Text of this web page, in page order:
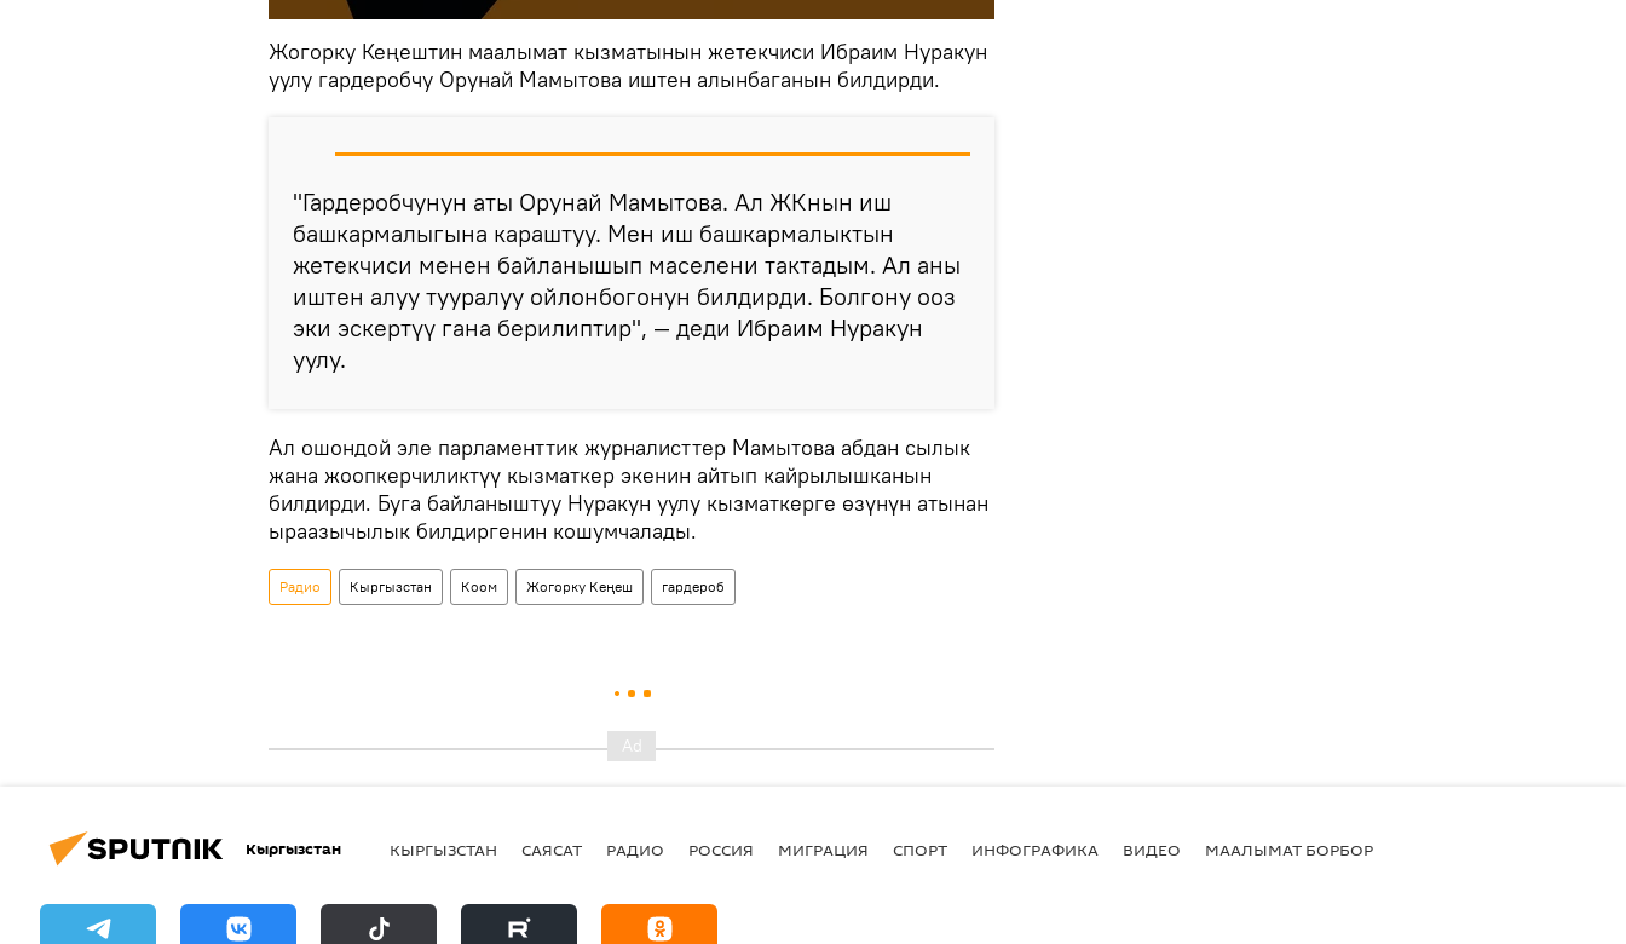
Жогорку Кеңештин маалымат кызматынын жетекчиси Ибраим Нуракун
уулу гардеробчу Орунай Мамытова иштен алынбаганын билдирди.
"Гардеробчунун аты Орунай Мамытова. Ал ЖКнын иш
башкармалыгына караштуу. Мен иш башкармалыктын
жетекчиси менен байланышып маселени тактадым. Ал аны
иштен алуу тууралуу ойлонбогонун билдирди. Болгону ооз
эки эскертүү гана берилиптир", — деди Ибраим Нуракун
уулу.
Ал ошондой эле парламенттик журналисттер Мамытова абдан сылык
жана жоопкерчиликтүү кызматкер экенин айтып кайрылышканын
билдирди. Буга байланыштуу Нуракун уулу кызматкерге өзүнүн атынан
ыраазычылык билдиргенин кошумчалады.
Радио Кыргызстан Коом Жогорку Кеңеш гардероб
Кыргызстан КЫРГЫЗСТАН САЯСАТ РАДИО РОССИЯ МИГРАЦИЯ СПОРТ ИНФОГРАФИКА ВИДЕО МААЛЫМАТ БОРБОР